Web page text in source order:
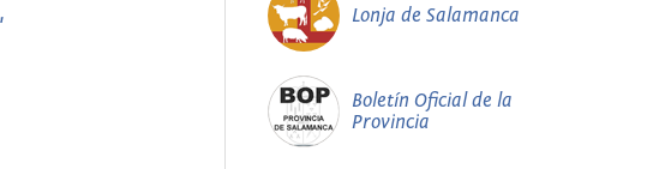
Lonja de Salamanca
Boletín Oficial de la
Provincia